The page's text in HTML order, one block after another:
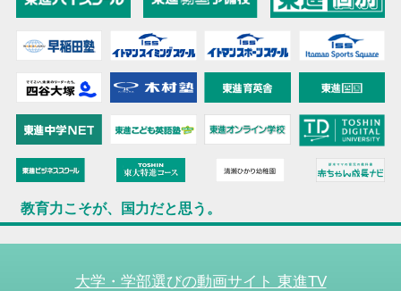
教育力こそが、国力だと思う。
大学・学部選びの動画サイト 東進TV